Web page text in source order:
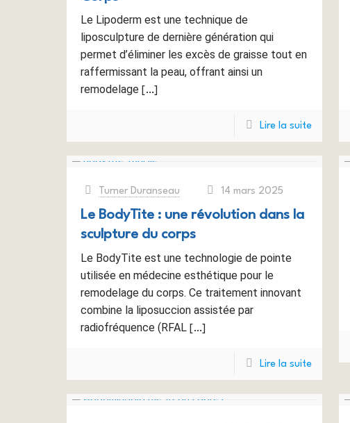
Le Lipoderm est une technique de
liposculpture de dernière génération qui
permet d’éliminer les excès de graisse tout en
raffermissant la peau, offrant ainsi un
remodelage[…]
Lire la suite
Turner Duranseau 14 mars 2025
Le BodyTite : une révolution dans la
sculpture du corps
Le BodyTite est une technologie de pointe
utilisée en médecine esthétique pour le
remodelage du corps. Ce traitement innovant
combine la liposuccion assistée par
radiofréquence (RFAL[…]
Lire la suite